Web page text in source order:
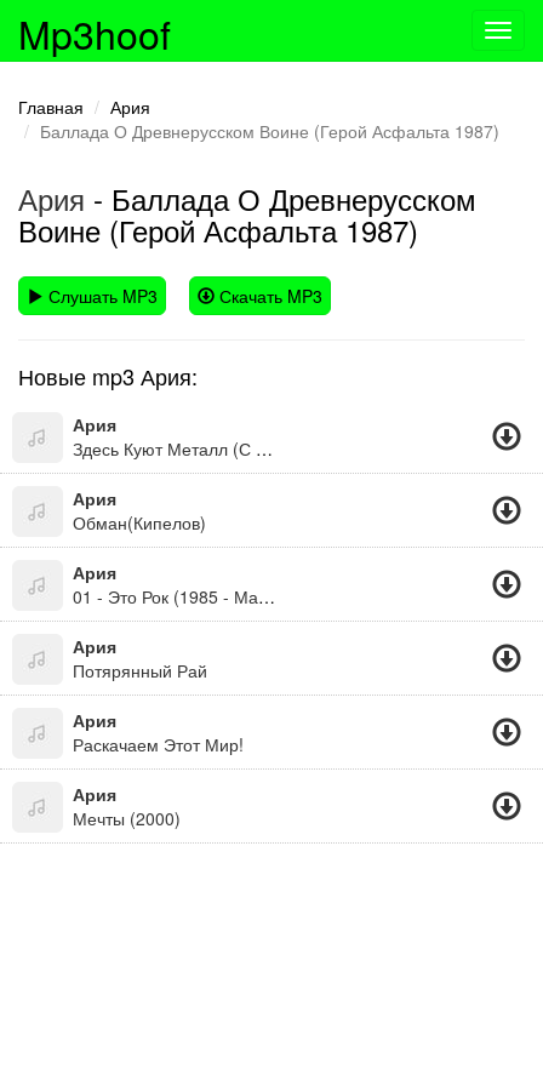
Mp3hoof
Главная
Ария
Баллада О Древнерусском Воине (Герой Асфальта 1987)
Ария - Баллада О Древнерусском
Воине (Герой Асфальта 1987)
Слушать MP3 Скачать MP3
Новые mp3 Ария:
Ария
Здесь Куют Металл (С Кем Ты)
Ария
Обман(Кипелов)
Ария
01 - Это Рок (1985 - Мания Величия)
Ария
Потярянный Рай
Ария
Раскачаем Этот Мир!
Ария
Мечты (2000)